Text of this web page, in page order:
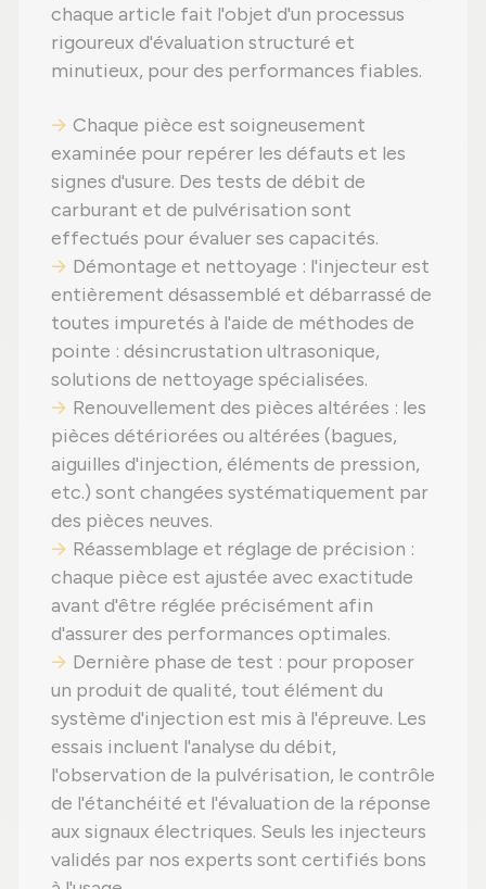
chaque article fait l'objet d'un processus
rigoureux d'évaluation structuré et
minutieux, pour des performances fiables.
Chaque pièce est soigneusement
examinée pour repérer les défauts et les
signes d'usure. Des tests de débit de
carburant et de pulvérisation sont
effectués pour évaluer ses capacités.
Démontage et nettoyage : l'injecteur est
entièrement désassemblé et débarrassé de
toutes impuretés à l'aide de méthodes de
pointe : désincrustation ultrasonique,
solutions de nettoyage spécialisées.
Renouvellement des pièces altérées : les
pièces détériorées ou altérées (bagues,
aiguilles d'injection, éléments de pression,
etc.) sont changées systématiquement par
des pièces neuves.
Réassemblage et réglage de précision :
chaque pièce est ajustée avec exactitude
avant d'être réglée précisément afin
d'assurer des performances optimales.
Dernière phase de test : pour proposer
un produit de qualité, tout élément du
système d'injection est mis à l'épreuve. Les
essais incluent l'analyse du débit,
l'observation de la pulvérisation, le contrôle
de l'étanchéité et l'évaluation de la réponse
aux signaux électriques. Seuls les injecteurs
validés par nos experts sont certifiés bons